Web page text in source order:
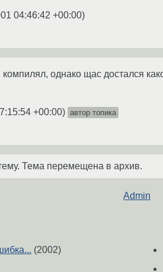
04:46:42 +00:00)
однако щас достался
+00:00) автор топика
Тема перемещена в архив.
Admin
(2002)